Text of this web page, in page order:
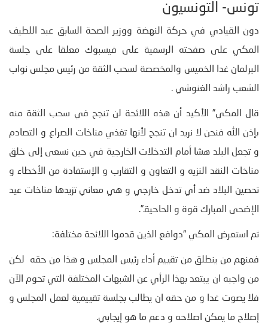
تونس- التونسيون
دون القيادي في حركة النهضة ووزير الصحة السابق عبد اللطيف
المكي على صفحته الرسمية على فيسبوك معلقا على جلسة
البرلمان غدا الخميس والمخصصة لسحب الثقة من رئيس مجلس نواب
الشعب راشد الغنوشي .
قال المكي” الأكيد أن هذه اللائحة لن تنجح في سحب الثقة منه
بإذن الله فنحن لا نريد ان تنجح لأنها تغذي مناخات الصراع و التصادم
و تجعل البلد هشا أمام التدخلات الخارجية في حين نسعى إلى خلق
مناخات النقد النزيه و التعاون و التقارب و الإستفادة من الأخطاء و
تحصين البلاد ضد أي تدخل خارجي و هي معاني تزيدها مناخات عيد
الإضحى المبارك قوة و الحاحية.”.
ثم استعرض المكي “دوافع الذين قدموا اللائحة مختلفة:
فمنهم من ينطلق من تقييم أداء رئيس المجلس و هذا من حقه
لكن
من واجبه ان يبتعد بهذا الرأي عن الشبهات المختلفة التي تحوم الآن
فلا يصوت غدا و من حقه ان يطالب بجلسة تقييمية لعمل المجلس و
إصلاح ما يمكن اصلاحه و دعم ما هو إيجابي.